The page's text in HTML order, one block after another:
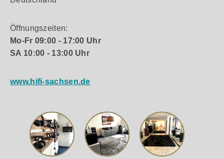
Öffnungszeiten:
Mo-Fr 09:00 - 17:00 Uhr
SA 10:00 - 13:00 Uhr
www.hifi-sachsen.de